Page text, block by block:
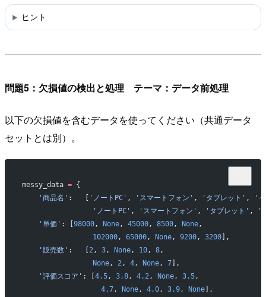
ヒント
問題5：欠損値の検出と処理 テーマ：データ前処理
以下の欠損値を含むデータを使ってください（共通データ
セットとは別）。
messy_data = {
    '商品名'
:   [ 'ノートPC' , 'スマートフォン' , 'タブレット' ,
'
                 'ノートPC'
, 'スマートフォン' , 'タブレット' ,
'
    '単価'
: [98000, None, 45000, 8500, None,
                 102000
, 65000, None, 9200, 3200],
    '販売数'
:   [2 , 3, None, 10, 8,
                 None
, 2 , 4, None, 7],
    '評価スコア'
: [4.5, 3.8, 4.2 , None, 3.5,
                   4.7
, None, 4.0, 3.9, None],